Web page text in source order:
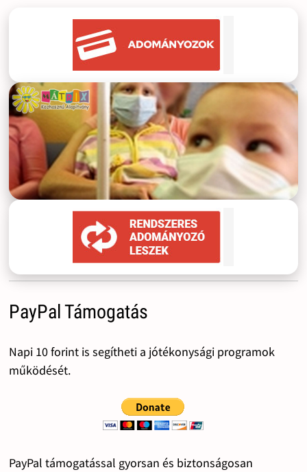
PayPal Támogatás
Napi 10 forint is segítheti a jótékonysági programok
működését.
PayPal támogatással gyorsan és biztonságosan